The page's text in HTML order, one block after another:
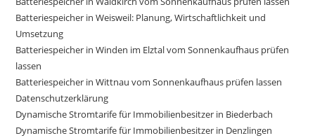
Batteriespeicher in Weisweil: Planung, Wirtschaftlichkeit und
Umsetzung
Batteriespeicher in Winden im Elztal vom Sonnenkaufhaus prüfen
lassen
Batteriespeicher in Wittnau vom Sonnenkaufhaus prüfen lassen
Datenschutzerklärung
Dynamische Stromtarife für Immobilienbesitzer in Biederbach
Dynamische Stromtarife für Immobilienbesitzer in Denzlingen